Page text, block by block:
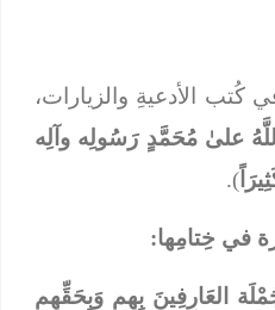
الأدعيةِ والزيارات،
علىٰ مُحَمَّدٍ رَسُولِه وآلِه
).
في خِتامِها:
العَارِفِينَ بِهِم وَبِحَقِّهِم